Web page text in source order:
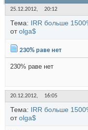
25.12.2012, 20:12
Тема: IRR больше
отolga$
230% раве нет
230% раве нет
20.12.2012, 16:05
Тема: IRR больше
отolga$